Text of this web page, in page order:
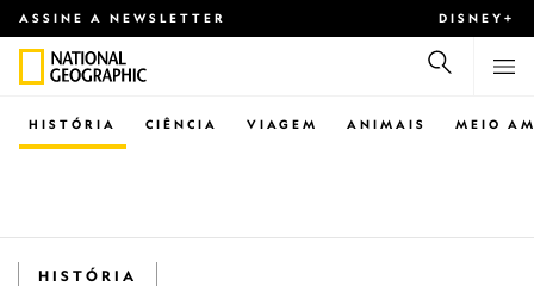
ASSINE A NEWSLETTER DISNEY+
CIÊNCIA VIAGEM ANIMAIS
HISTÓRIA MEIO
HISTÓRIA